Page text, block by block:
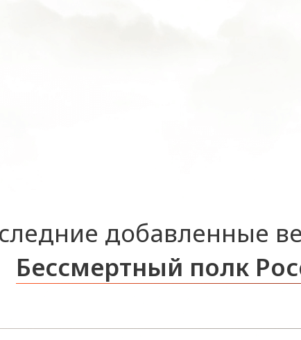
добавленные
Бессмертный полк